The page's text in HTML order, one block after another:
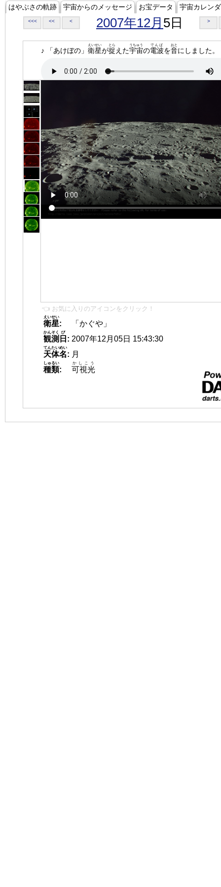
はやぶさの軌跡 宇宙からのメッセージ お宝データ 宇宙カレン
<<< << < 2007年12月 5日 >
♪ 「あけぼの」 衛星
えいせい
が捉
とら
えた宇宙
うちゅう
の電波
でんぱ
を音
おと
にしました。
👈 お気に入りのアイコンをクリック！
衛星
えいせい
:
「かぐや」
観測
かんそく
日
び
: 2007年12月05日 15:43:30
天体名
てんたいめい
: 月
種類
しゅるい
: 可視光
かしこう